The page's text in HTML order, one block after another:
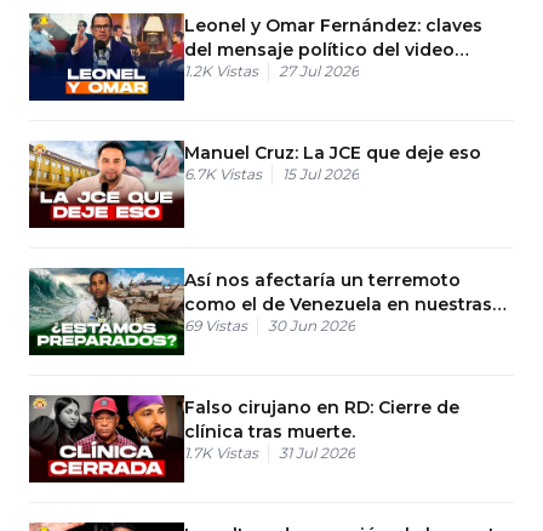
Leonel y Omar Fernández: claves
del mensaje político del video
familiar
1.2K Vistas 27 Jul 2026
Manuel Cruz: La JCE que deje eso
6.7K Vistas 15 Jul 2026
Así nos afectaría un terremoto
como el de Venezuela en nuestras
viviendas hoy
69 Vistas 30 Jun 2026
Falso cirujano en RD: Cierre de
clínica tras muerte.
1.7K Vistas 31 Jul 2026